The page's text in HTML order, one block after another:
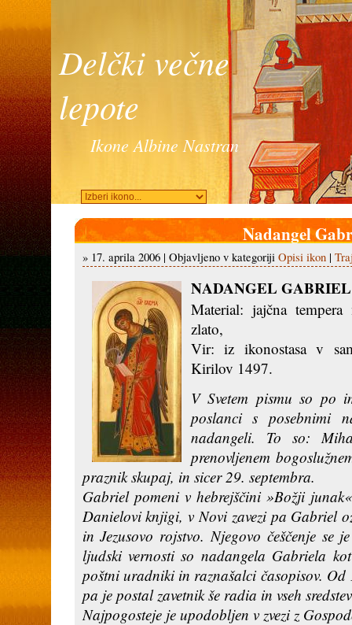
Delčki večne
lepote
Ikone Albine Nastran
Nadangel
» 17. aprila 2006 | Objavljeno v kategoriji Opisi ikon|
NADANGEL GABRIEL
Material: jajčna
zlato,
Vir: iz ikonostasa v
Kirilov 1497.
V Svetem pismu so po
poslanci s posebnimi
nadangeli. To so:
prenovljenem
praznik skupaj, in sicer 29. septembra.
Gabriel pomeni v hebrejščini »Božji
Danielovi knjigi, v Novi zavezi pa Gabriel
in Jezusovo rojstvo. Njegovo češčenje se
ljudski vernosti so nadangela Gabriela
poštni uradniki in raznašalci časopisov.
pa je postal zavetnik še radia in vseh
Najpogosteje je upodobljen v zvezi z